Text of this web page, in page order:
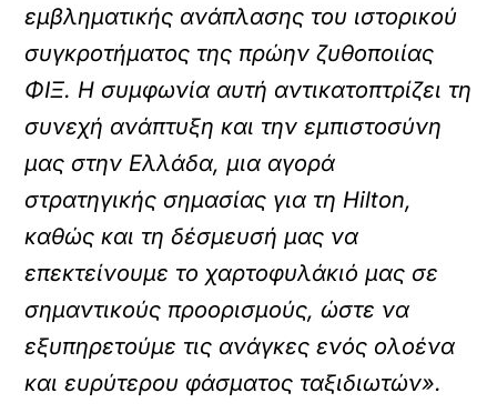
εμβληματικής ανάπλασης του ιστορικού
συγκροτήματος της πρώην ζυθοποιίας
ΦΙΞ. Η συμφωνία αυτή αντικατοπτρίζει τη
συνεχή ανάπτυξη και την εμπιστοσύνη
μας στην Ελλάδα, μια αγορά
στρατηγικής σημασίας για τη Hilton,
καθώς και τη δέσμευσή μας να
επεκτείνουμε το χαρτοφυλάκιό μας σε
σημαντικούς προορισμούς, ώστε να
εξυπηρετούμε τις ανάγκες ενός ολοένα
και ευρύτερου φάσματος ταξιδιωτών».